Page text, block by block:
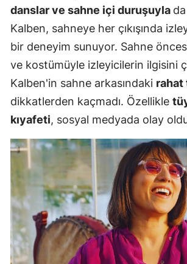
danslar ve sahne içi duruşuyla
Kalben, sahneye her çıkışında
bir deneyim sunuyor. Sahne
ve kostümüyle izleyicilerin ilgisini
Kalben'in sahne arkasındaki rahat
dikkatlerden kaçmadı. Özellikle
kıyafeti, sosyal medyada olay